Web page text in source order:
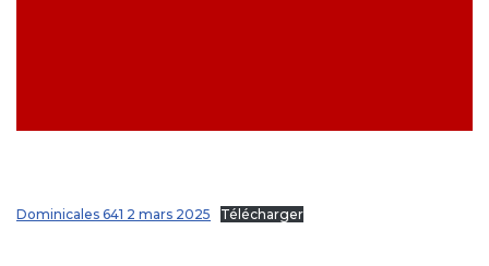
Dominicales 641 2 mars 2025 Télécharger